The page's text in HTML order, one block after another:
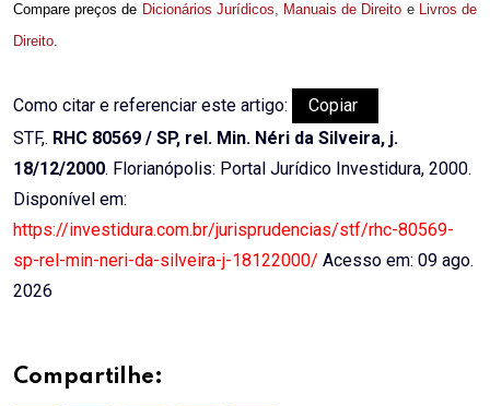
Compare preços de Dicionários Jurídicos, Manuais de Direito e Livros de
Direito.
Como citar e referenciar este artigo:
Copiar
STF,. RHC 80569 / SP, rel. Min. Néri da Silveira, j.
18/12/2000. Florianópolis: Portal Jurídico Investidura, 2000.
Disponível em:
https://investidura.com.br/jurisprudencias/stf/rhc-80569-
sp-rel-min-neri-da-silveira-j-18122000/ Acesso em: 09 ago.
2026
Compartilhe: